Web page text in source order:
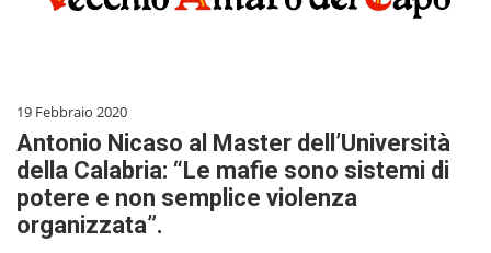
19 Febbraio 2020
Antonio Nicaso al Master dell’Università
della Calabria: “Le mafie sono sistemi di
potere e non semplice violenza
organizzata”.